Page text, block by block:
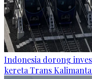
Indonesia dorong
kereta Trans